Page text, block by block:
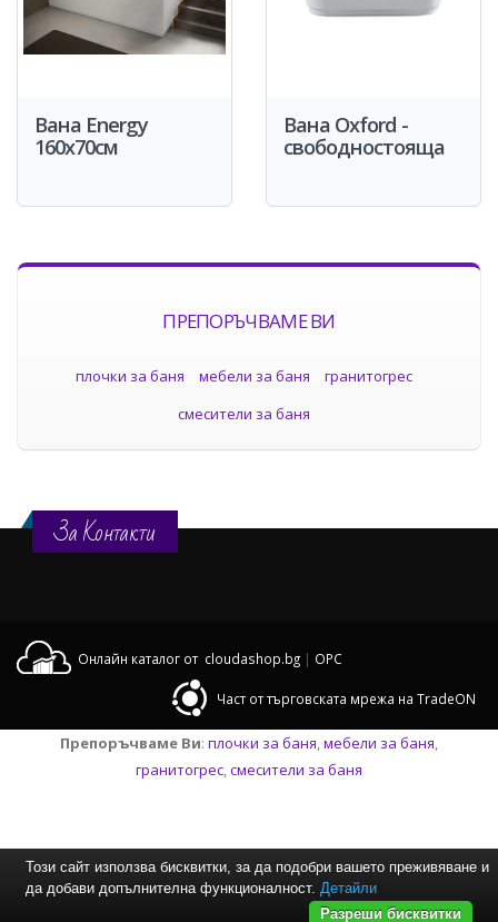
Вана Energy
160x70см
Вана Oxford -
свободностояща
ПРЕПОРЪЧВАМЕ ВИ
плочки за баня мебели за баня
гранитогрес
смесители за баня
За Контакти
Онлайн каталог от cloudashop.bg | OPC
Част от търговската мрежа на TradeON
Препоръчваме Ви: плочки за баня,мебели за баня,
гранитогрес,смесители за баня
Този сайт използва бисквитки, за да подобри вашето преживяване и
да добави допълнителна функционалност. Детайли
Разреши бисквитки